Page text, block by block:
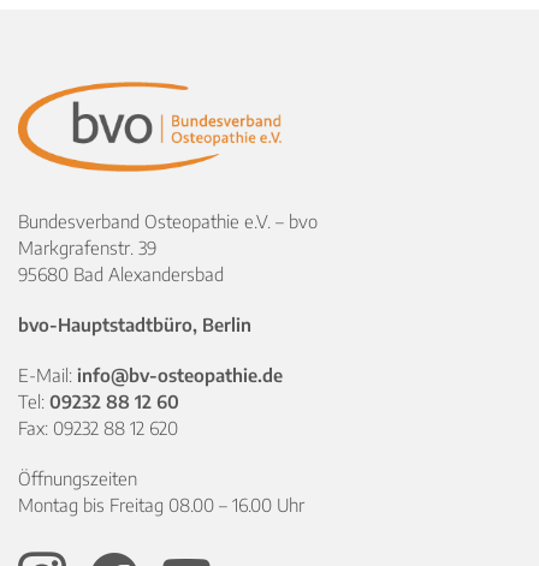
Bundesverband Osteopathie e.V. – bvo
Markgrafenstr. 39
95680 Bad Alexandersbad
bvo-Hauptstadtbüro, Berlin
E-Mail: info@bv-osteopathie.de
Tel: 09232 88 12 60
Fax: 09232 88 12 620
Öffnungszeiten
Montag bis Freitag 08.00 – 16.00 Uhr